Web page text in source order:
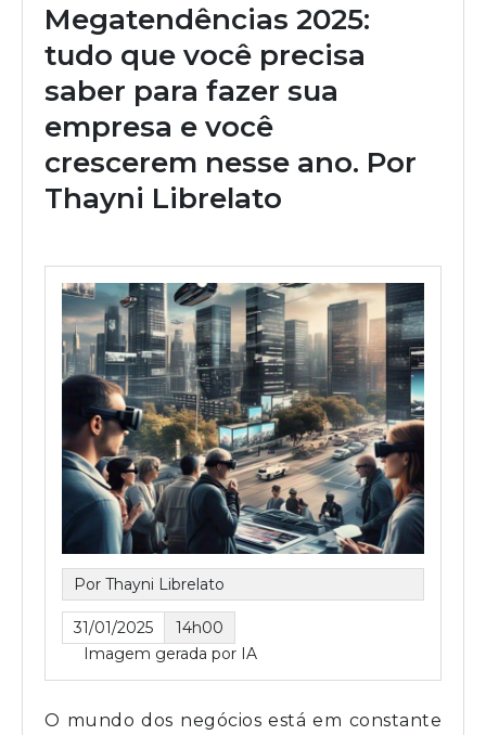
Megatendências 2025:
tudo que você precisa
saber para fazer sua
empresa e você
crescerem nesse ano. Por
Thayni Librelato
Por Thayni Librelato
31/01/2025
14h00
Imagem gerada por IA
O mundo dos negócios está em constante